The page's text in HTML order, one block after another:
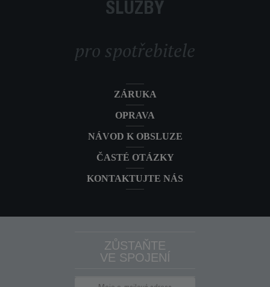
SLUŽBY
pro spotřebitele
ZÁRUKA
OPRAVA
NÁVOD K OBSLUZE
ČASTÉ OTÁZKY
KONTAKTUJTE NÁS
ZŮSTAŇTE
VE SPOJENÍ